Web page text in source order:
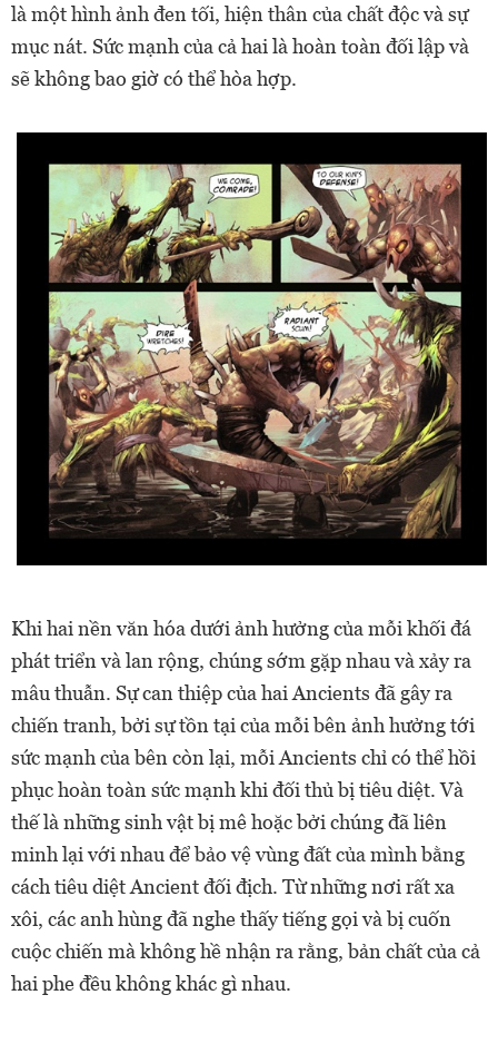
là một hình ảnh đen tối, hiện thân của chất độc và sự
mục nát. Sức mạnh của cả hai là hoàn toàn đối lập và
sẽ không bao giờ có thể hòa hợp.
Khi hai nền văn hóa dưới ảnh hưởng của mỗi khối đá
phát triển và lan rộng, chúng sớm gặp nhau và xảy ra
mâu thuẫn. Sự can thiệp của hai Ancients đã gây ra
chiến tranh, bởi sự tồn tại của mỗi bên ảnh hưởng tới
sức mạnh của bên còn lại, mỗi Ancients chỉ có thể hồi
phục hoàn toàn sức mạnh khi đối thủ bị tiêu diệt. Và
thế là những sinh vật bị mê hoặc bởi chúng đã liên
minh lại với nhau để bảo vệ vùng đất của mình bằng
cách tiêu diệt Ancient đối địch. Từ những nơi rất xa
xôi, các anh hùng đã nghe thấy tiếng gọi và bị cuốn
cuộc chiến mà không hề nhận ra rằng, bản chất của cả
hai phe đều không khác gì nhau.